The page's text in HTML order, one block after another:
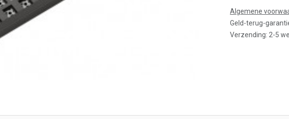
Algemene
Geld-terug-
Verzending: 2-5